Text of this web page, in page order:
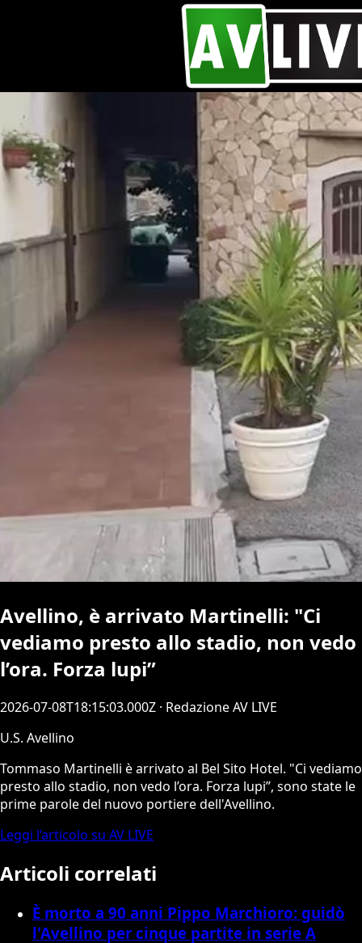
Avellino, è arrivato Martinelli: "Ci
vediamo presto allo stadio, non vedo
l’ora. Forza lupi”
2026-07-08T18:15:03.000Z · Redazione AV LIVE
U.S. Avellino
Tommaso Martinelli è arrivato al Bel Sito Hotel. "Ci vediamo
presto allo stadio, non vedo l’ora. Forza lupi”, sono state le
prime parole del nuovo portiere dell'Avellino.
Leggi l’articolo su AV LIVE
Articoli correlati
È morto a 90 anni Pippo Marchioro: guidò
l'Avellino per cinque partite in serie A